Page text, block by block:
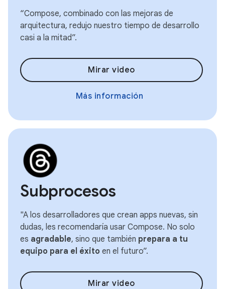
“Compose, combinado con las mejoras de
arquitectura, redujo nuestro tiempo de desarrollo
casi a la mitad”.
Mirar video
Más información
Subprocesos
"A los desarrolladores que crean apps nuevas, sin
dudas, les recomendaría usar Compose. No solo
es agradable, sino que también prepara a tu
equipo para el éxito en el futuro”.
Mirar video